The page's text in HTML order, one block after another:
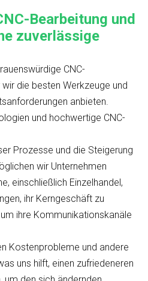
Bearbeitung und
zuverlässige
CNC-
die besten Werkzeuge und
anbieten.
und hochwertige CNC-
Prozesse und die Steigerung
wir Unternehmen
einschließlich Einzelhandel,
ihr Kerngeschäft zu
ihre Kommunikationskanäle
Kostenprobleme und andere
uns hilft, einen zufriedeneren